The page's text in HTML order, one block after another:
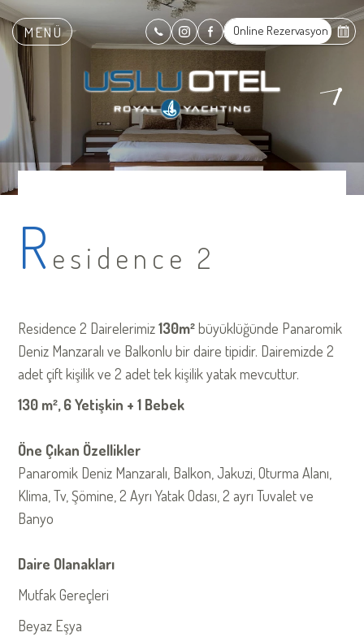
MENÜ Online Rezervasyon
R esidence 2
Residence 2 Dairelerimiz130m²büyüklüğünde Panaromik
Deniz Manzaralı ve Balkonlu bir daire tipidir. Dairemizde 2
adet çift kişilik ve 2 adet tek kişilik yatak mevcuttur.
130 m², 6 Yetişkin + 1 Bebek
Öne Çıkan Özellikler
Panaromik Deniz Manzaralı, Balkon, Jakuzi, Oturma Alanı,
Klima, Tv, Şömine, 2 Ayrı Yatak Odası, 2 ayrı Tuvalet ve
Banyo
Daire Olanakları
Mutfak Gereçleri
Beyaz Eşya